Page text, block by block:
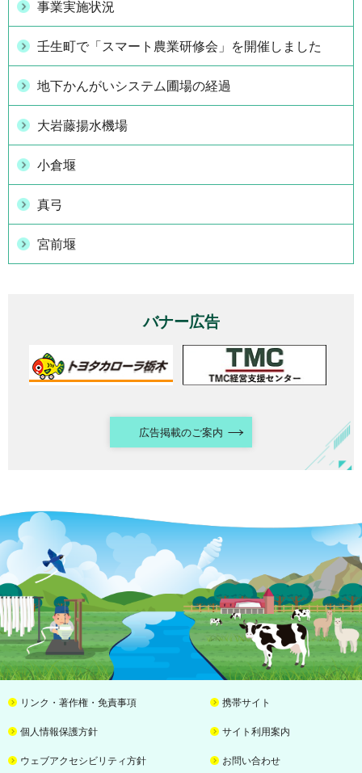
事業実施状況
壬生町で「スマート農業研修会」を開催しました
地下かんがいシステム圃場の経過
大岩藤揚水機場
小倉堰
真弓
宮前堰
バナー広告
広告掲載のご案内
リンク・著作権・免責事項 携帯サイト
個人情報保護方針 サイト利用案内
ウェブアクセシビリティ方針 お問い合わせ